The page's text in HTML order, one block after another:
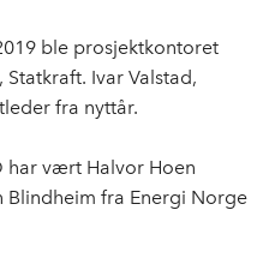
ble prosjektkontoret
Ivar Valstad,
fra nyttår.
har vært Halvor Hoen
Blindheim fra Energi Norge